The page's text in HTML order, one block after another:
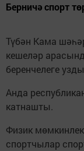
Берничә спорт
Түбән Кама
кешеләр
беренчелеге
Анда
катнашты.
Физик
спортчылар